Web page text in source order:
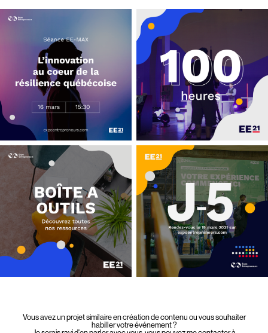
Vous avez un projet similaire en création de contenu ou vous souhaiter
habiller votre événement ?